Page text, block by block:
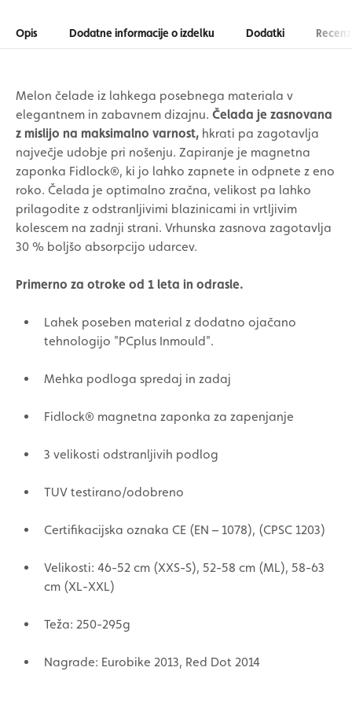
Opis Dodatne informacije o izdelku Dodatki
Melon čelade iz lahkega posebnega materiala v
elegantnem in zabavnem dizajnu. Čelada je zasnovana
z mislijo na maksimalno varnost, hkrati pa zagotavlja
največje udobje pri nošenju. Zapiranje je magnetna
zaponka Fidlock®, ki jo lahko zapnete in odpnete z eno
roko. Čelada je optimalno zračna, velikost pa lahko
prilagodite z odstranljivimi blazinicami in vrtljivim
kolescem na zadnji strani. Vrhunska zasnova zagotavlja
30 % boljšo absorpcijo udarcev.
Primerno za otroke od 1 leta in odrasle.
Lahek poseben material z dodatno ojačano
tehnologijo "PCplus Inmould".
Mehka podloga spredaj in zadaj
Fidlock® magnetna zaponka za zapenjanje
3 velikosti odstranljivih podlog
TUV testirano/odobreno
Certifikacijska oznaka CE (EN – 1078), (CPSC 1203)
Velikosti: 46-52 cm (XXS-S), 52-58 cm (ML), 58-63
cm (XL-XXL)
Teža: 250-295g
Nagrade: Eurobike 2013, Red Dot 2014